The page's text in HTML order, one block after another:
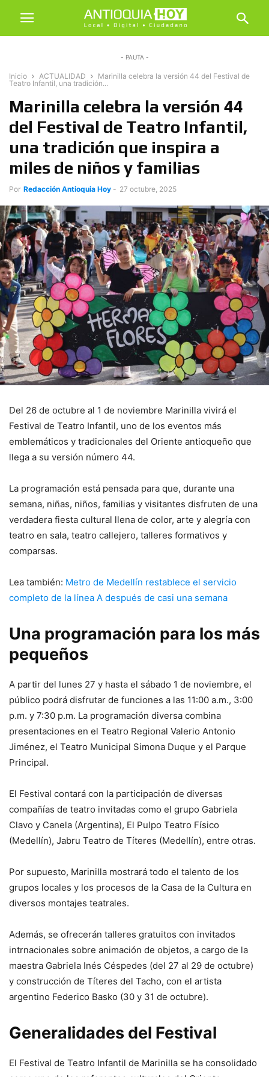
- PAUTA -
Inicio ACTUALIDAD
Marinilla celebra la versión 44 del Festival de
Teatro Infantil, una tradición...
Marinilla celebra la versión 44
del Festival de Teatro Infantil,
una tradición que inspira a
miles de niños y familias
Por Redacción Antioquia Hoy - 27 octubre, 2025
Del 26 de octubre al 1 de noviembre Marinilla vivirá el
Festival de Teatro Infantil, uno de los eventos más
emblemáticos y tradicionales del Oriente antioqueño que
llega a su versión número 44.
La programación está pensada para que, durante una
semana, niñas, niños, familias y visitantes disfruten de una
verdadera fiesta cultural llena de color, arte y alegría con
teatro en sala, teatro callejero, talleres formativos y
comparsas.
Lea también: Metro de Medellín restablece el servicio
completo de la línea A después de casi una semana
Una programación para los más
pequeños
A partir del lunes 27 y hasta el sábado 1 de noviembre, el
público podrá disfrutar de funciones a las 11:00 a.m., 3:00
p.m. y 7:30 p.m. La programación diversa combina
presentaciones en el Teatro Regional Valerio Antonio
Jiménez, el Teatro Municipal Simona Duque y el Parque
Principal.
El Festival contará con la participación de diversas
compañías de teatro invitadas como el grupo Gabriela
Clavo y Canela (Argentina), El Pulpo Teatro Físico
(Medellín), Jabru Teatro de Títeres (Medellín), entre otras.
Por supuesto, Marinilla mostrará todo el talento de los
grupos locales y los procesos de la Casa de la Cultura en
diversos montajes teatrales.
Además, se ofrecerán talleres gratuitos con invitados
intrnacionales sobre animación de objetos, a cargo de la
maestra Gabriela Inés Céspedes (del 27 al 29 de octubre)
y construcción de Títeres del Tacho, con el artista
argentino Federico Basko (30 y 31 de octubre).
Generalidades del Festival
El Festival de Teatro Infantil de Marinilla se ha consolidado